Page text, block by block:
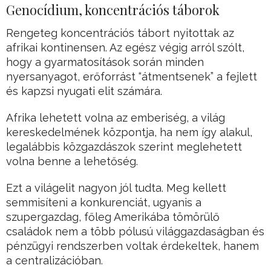
Genocídium, koncentrációs táborok
Rengeteg koncentrációs tábort nyitottak az
afrikai kontinensen. Az egész végig arról szólt,
hogy a gyarmatosítások során minden
nyersanyagot, erőforrást “átmentsenek” a fejlett
és kapzsi nyugati elit számára.
Afrika lehetett volna az emberiség, a világ
kereskedelmének központja, ha nem így alakul,
legalábbis közgazdászok szerint meglehetett
volna benne a lehetőség.
Ezt a világelit nagyon jól tudta. Meg kellett
semmisíteni a konkurenciát, ugyanis a
szupergazdag, főleg Amerikába tömörülő
családok nem a több pólusú világgazdaságban és
pénzügyi rendszerben voltak érdekeltek, hanem
a centralizációban.